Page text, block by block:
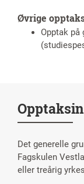
Øvrige
Opptak på
Det generelle
Fagskulen
eller treårig